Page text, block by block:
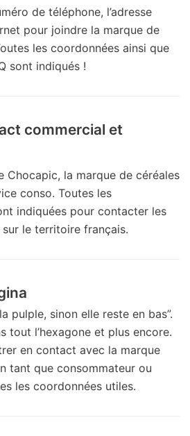
de téléphone, l’adresse
pour joindre la marque de
les coordonnées ainsi que
sont indiqués !
commercial et
Chocapic, la marque de céréales
conso. Toutes les
indiquées pour contacter les
le territoire français.
pulple, sinon elle reste en bas”.
tout l’hexagone et plus encore.
en contact avec la marque
tant que consommateur ou
les coordonnées utiles.